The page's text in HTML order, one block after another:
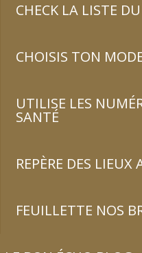
CHECK LA LISTE
CHOISIS TON
UTILISE LES
SANTÉ
REPÈRE DES LIEUX
FEUILLETTE NOS
: non conforme